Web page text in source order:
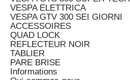
VESPA ELETTRICA
VESPA GTV 300 SEI GIORNI
ACCESSOIRES
QUAD LOCK
REFLECTEUR NOIR
TABLIER
PARE BRISE
Informations